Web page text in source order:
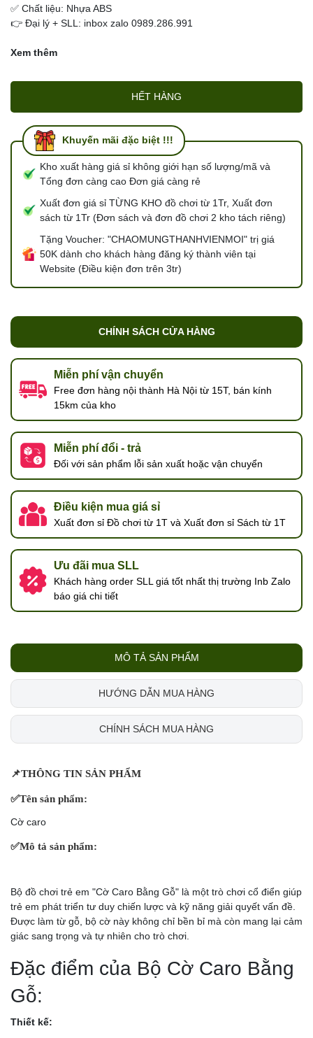
✅ Chất liệu: Nhựa ABS
👉 Đại lý + SLL: inbox zalo 0989.286.991
Xem thêm
HẾT HÀNG
Khuyến mãi đặc biệt !!!
Kho xuất hàng giá sỉ không giới hạn số lượng/mã và
Tổng đơn càng cao Đơn giá càng rẻ
Xuất đơn giá sỉ TỪNG KHO đồ chơi từ 1Tr, Xuất đơn
sách từ 1Tr (Đơn sách và đơn đồ chơi 2 kho tách riêng)
Tặng Voucher: "CHAOMUNGTHANHVIENMOI" trị giá
50K dành cho khách hàng đăng ký thành viên tại
Website (Điều kiện đơn trên 3tr)
CHÍNH SÁCH CỬA HÀNG
Miễn phí vận chuyển
Free đơn hàng nội thành Hà Nội từ 15T, bán kính
15km của kho
Miễn phí đổi - trả
Đối với sản phẩm lỗi sản xuất hoặc vận chuyển
Điều kiện mua giá sỉ
Xuất đơn sỉ Đồ chơi từ 1T và Xuất đơn sỉ Sách từ 1T
Ưu đãi mua SLL
Khách hàng order SLL giá tốt nhất thị trường Inb Zalo
báo giá chi tiết
MÔ TẢ SẢN PHẨM
HƯỚNG DẪN MUA HÀNG
CHÍNH SÁCH MUA HÀNG
📌THÔNG TIN SẢN PHẨM
✅Tên sản phẩm:
Cờ caro
✅Mô tả sản phẩm:
Bộ đồ chơi trẻ em "Cờ Caro Bằng Gỗ" là một trò chơi cổ điển giúp
trẻ em phát triển tư duy chiến lược và kỹ năng giải quyết vấn đề.
Được làm từ gỗ, bộ cờ này không chỉ bền bỉ mà còn mang lại cảm
giác sang trọng và tự nhiên cho trò chơi.
Đặc điểm của Bộ Cờ Caro Bằng
Gỗ:
Thiết kế: